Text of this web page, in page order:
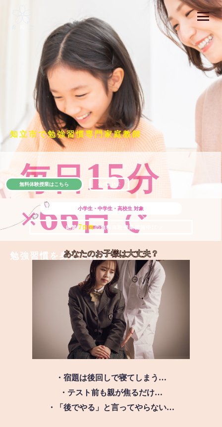
知立市で勉強習慣専門家庭教師
毎日15分
×66日で
勉強習慣を身につける
小学生・中学生・高校生 対象
＼ 絶賛 7 日間の無料体験授業実施中!! ／
無料体験授業はこちら 公式LINE
あなたのお子様は大丈夫？
・宿題は後回しで寝てしまう…
・テスト前も親が焦るだけ…
・「後でやる」と言ってやらない…